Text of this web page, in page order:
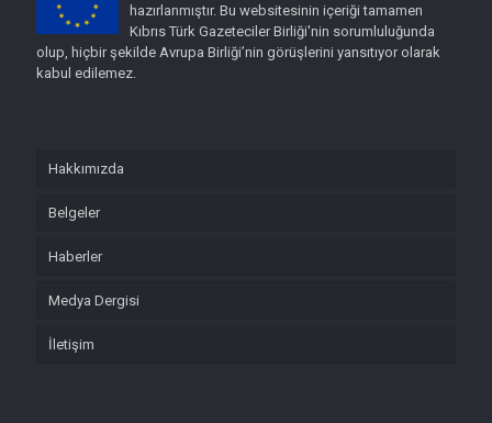
hazırlanmıştır. Bu websitesinin içeriği tamamen
Kıbrıs Türk Gazeteciler Birliği'nin sorumluluğunda
olup, hiçbir şekilde Avrupa Birliği’nin görüşlerini yansıtıyor olarak
kabul edilemez.
Hakkımızda
Belgeler
Haberler
Medya Dergisi
İletişim